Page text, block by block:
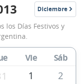
Diciembre
2013
los Días Festivos y
Vie Sáb
1
2